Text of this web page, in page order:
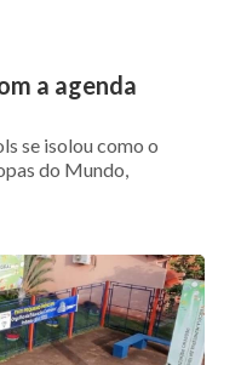
a agenda
se isolou como o
do Mundo,